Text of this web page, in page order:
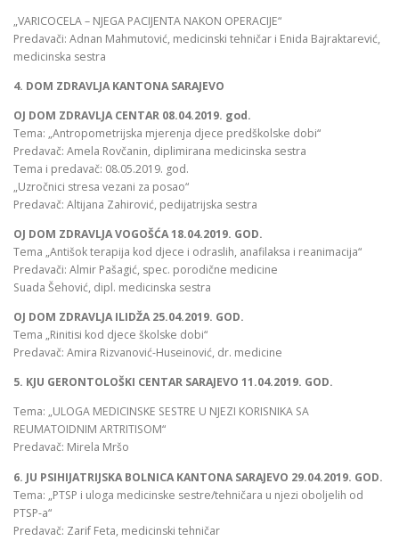
„VARICOCELA – NJEGA PACIJENTA NAKON OPERACIJE“
Predavači: Adnan Mahmutović, medicinski tehničar i Enida Bajraktarević,
medicinska sestra
4. DOM ZDRAVLJA KANTONA SARAJEVO
OJ DOM ZDRAVLJA CENTAR 08.04.2019. god.
Tema: „Antropometrijska mjerenja djece predškolske dobi“
Predavač: Amela Rovčanin, diplimirana medicinska sestra
Tema i predavač: 08.05.2019. god.
„Uzročnici stresa vezani za posao“
Predavač: Altijana Zahirović, pedijatrijska sestra
OJ DOM ZDRAVLJA VOGOŠĆA 18.04.2019. GOD.
Tema „Antišok terapija kod djece i odraslih, anafilaksa i reanimacija“
Predavači: Almir Pašagić, spec. porodične medicine
Suada Šehović, dipl. medicinska sestra
OJ DOM ZDRAVLJA ILIDŽA 25.04.2019. GOD.
Tema „Rinitisi kod djece školske dobi“
Predavač: Amira Rizvanović-Huseinović, dr. medicine
5. KJU GERONTOLOŠKI CENTAR SARAJEVO 11.04.2019. GOD.
Tema: „ULOGA MEDICINSKE SESTRE U NJEZI KORISNIKA SA
REUMATOIDNIM ARTRITISOM“
Predavač: Mirela Mršo
6. JU PSIHIJATRIJSKA BOLNICA KANTONA SARAJEVO 29.04.2019. GOD.
Tema: „PTSP i uloga medicinske sestre/tehničara u njezi oboljelih od
PTSP-a“
Predavač: Zarif Feta, medicinski tehničar